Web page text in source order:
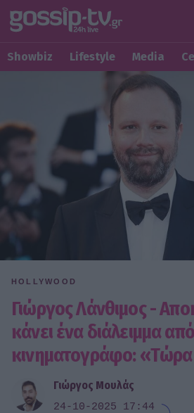
Showbiz Lifestyle Media
HOLLYWOOD
Γιώργος Λάνθιμος -
κάνει ένα διάλειμμα
κινηματογράφο:
Γιώργος Μουλάς
24-10-2025 17:44